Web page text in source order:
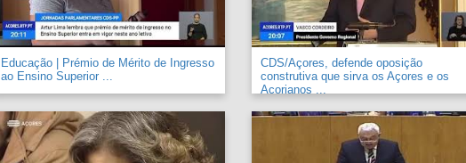
Educação | Prémio de Mérito de Ingresso
ao Ensino Superior ...
CDS/Açores, defende oposição
construtiva que sirva os Açores e os
Açorianos ...